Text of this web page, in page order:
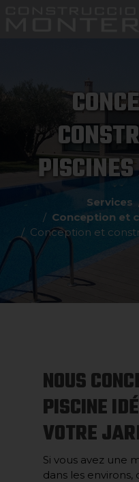
Services
Conception et
Conception et
NOUS
PISCINE
VOTRE
Si vous avez une
dans les